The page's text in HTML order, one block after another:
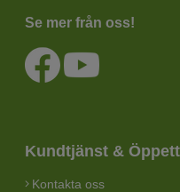
Se mer från oss!
Kundtjänst &
Kontakta oss